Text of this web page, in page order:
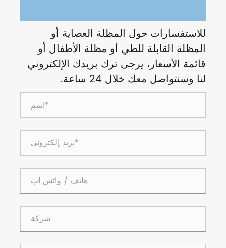
للاستفسارات حول المظلة العصاية أو
المظلة القابلة للطي أو مظلة الأطفال أو
قائمة الأسعار، يرجى ترك بريدك الإلكتروني
لنا وسنتواصل معك خلال 24 ساعة.